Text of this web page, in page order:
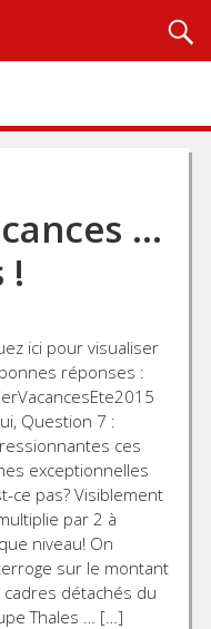
…
!
ici pour visualiser
réponses :
Question 7 :
ces
exceptionnelles
ce pas? Visiblement
par 2 à
niveau! On
sur le montant
cadres détachés du
Thales … […]